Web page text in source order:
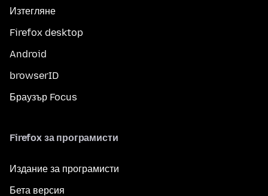
Изтегляне
Firefox desktop
Android
browserID
Браузър Focus
Firefox за програмисти
Издание за програмисти
Бета версия